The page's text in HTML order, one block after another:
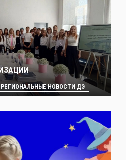
РЕГИОНАЛЬНЫЕ НОВОСТИ ДЭ